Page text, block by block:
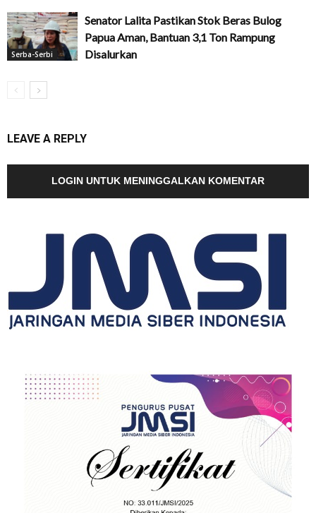
Serba-Serbi
Senator Lalita Pastikan Stok Beras Bulog
Papua Aman, Bantuan 3,1 Ton Rampung
Disalurkan
LEAVE A REPLY
LOGIN UNTUK MENINGGALKAN KOMENTAR